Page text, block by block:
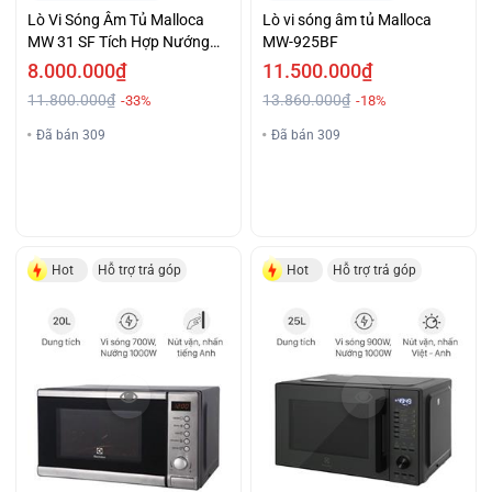
Lò Vi Sóng Âm Tủ Malloca
MW 31 SF Tích Hợp Nướng
Trả Góp Không Lãi Suất
8.000.000₫
11.800.000₫ -33%
Đã bán 309
Lò vi sóng âm tủ Malloca
MW-925BF
11.500.000₫
13.860.000₫ -18%
Đã bán 309
Hot Hỗ trợ trả góp Hot Hỗ trợ trả góp